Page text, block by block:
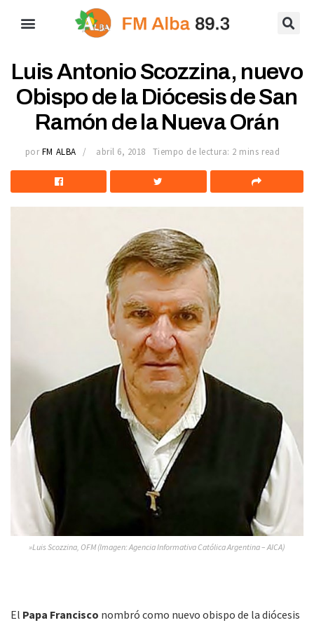
Luis Antonio Scozzina, nuevo
Obispo de la Diócesis de San
Ramón de la Nueva Orán
por FM ALBA abril 6, 2018 Tiempo de lectura: 2 mins read
»Luis Scozzina, OFM (Imagen: Agencia Informativa Católica Argentina – AICA)
El Papa Francisco nombró como nuevo obispo de la diócesis